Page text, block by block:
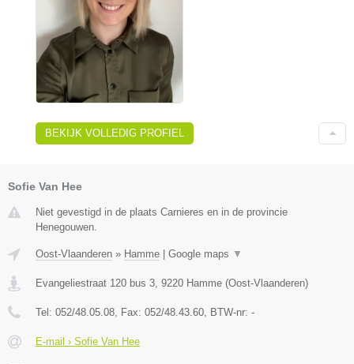
BEKIJK VOLLEDIG PROFIEL
Sofie Van Hee
Niet gevestigd in de plaats Carnieres en in de provincie
Henegouwen.
Oost-Vlaanderen » Hamme Google maps ▼
Evangeliestraat 120 bus 3, 9220 Hamme (Oost-Vlaanderen)
Tel: 052/48.05.08, Fax: 052/48.43.60, BTW-nr: -
E-mail › Sofie Van Hee